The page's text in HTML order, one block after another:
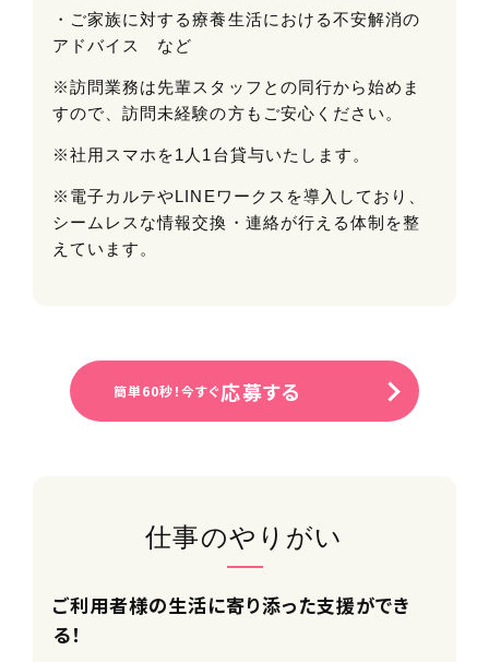
・ご家族に対する療養生活における不安解消の
アドバイス など
※訪問業務は先輩スタッフとの同行から始めま
すので、訪問未経験の方もご安心ください。
※社用スマホを1人1台貸与いたします。
※電子カルテやLINEワークスを導入しており、
シームレスな情報交換・連絡が行える体制を整
えています。
簡単60秒！今すぐ応募する
仕事のやりがい
ご利用者様の生活に寄り添った支援ができ
る！